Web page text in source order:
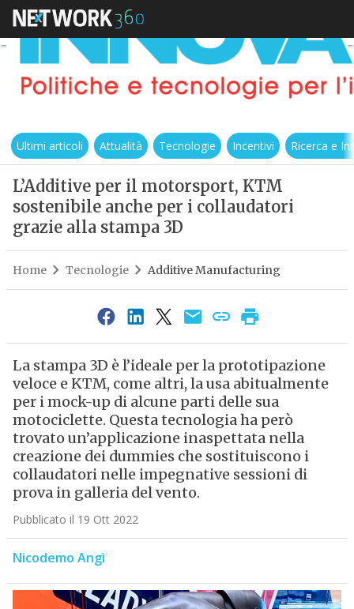
Ultimi articoli Attualità Tecnologie Incentivi Ricerca e
L’Additive per il motorsport, KTM
sostenibile anche per i collaudatori
grazie alla stampa 3D
Home Tecnologie Additive Manufacturing
La stampa 3D è l’ideale per la prototipazione
veloce e KTM, come altri, la usa abitualmente
per i mock-up di alcune parti delle sua
motociclette. Questa tecnologia ha però
trovato un’applicazione inaspettata nella
creazione dei dummies che sostituiscono i
collaudatori nelle impegnative sessioni di
prova in galleria del vento.
Pubblicato il 19 Ott 2022
Nicodemo Angì